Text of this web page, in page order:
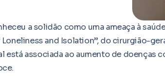
a solidão como uma ameaça à
and Isolation”, do cirurgião-
associada ao aumento de doenças